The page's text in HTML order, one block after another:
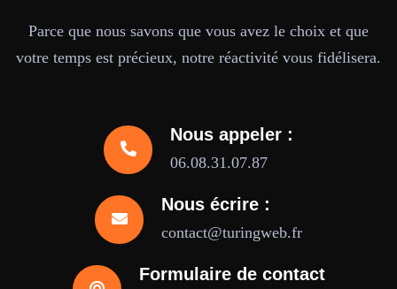
Parce que nous savons que vous avez le choix et que
votre temps est précieux, notre réactivité vous fidélisera.
Nous appeler :
06.08.31.07.87
Nous écrire :
contact@turingweb.fr
Formulaire de contact